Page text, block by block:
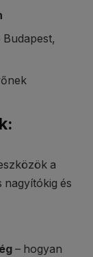
Budapest,
a
nagyítókig és
– hogyan